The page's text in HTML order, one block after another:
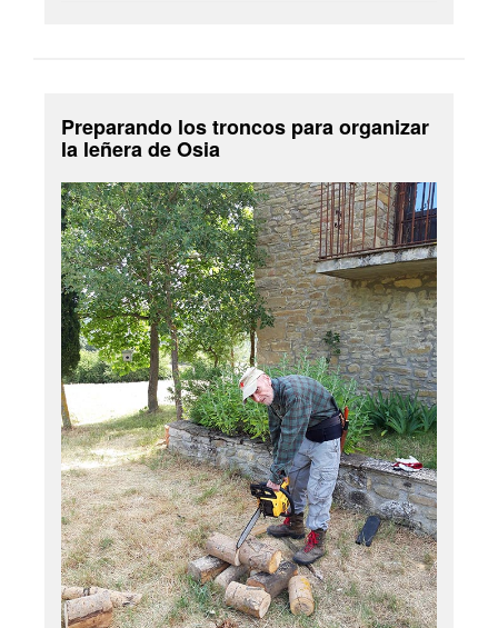
Preparando los troncos para organizar
la leñera de Osia